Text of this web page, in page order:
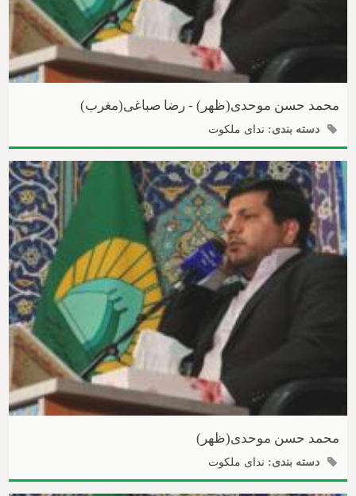
محمد حسن موحدی(ظهر) - رضا صباغی(مغرب)
دسته بندی: ندای ملکوت
محمد حسن موحدی(ظهر)
دسته بندی: ندای ملکوت